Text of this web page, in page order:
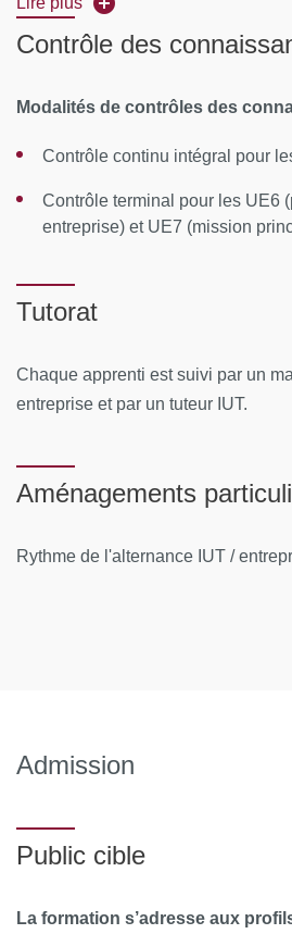
ou en contrat de
de contrat et bénéficient des
l'IUT
15 jours à l'IUT / 15 jours en
Durée de la formation :
entreprise)
Contrôle des
Modalités de contrôles des
Contrôle continu intégral pour
Contrôle terminal pour les UE6
entreprise) et UE7 (mission
Tutorat
Chaque apprenti est suivi par un
entreprise et par un tuteur IUT.
Aménagements
Rythme de l'alternance IUT /
Admission
Public cible
La formation s’adresse aux